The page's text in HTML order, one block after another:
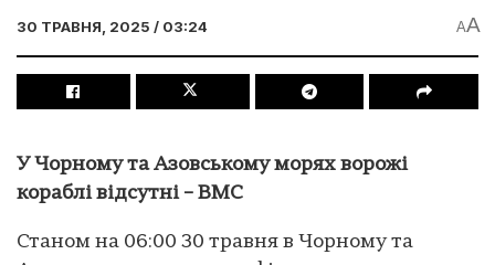
30 ТРАВНЯ, 2025 / 03:24 AA
У Чорному та Азовському морях ворожі
кораблі відсутні – ВМС
Станом на 06:00 30 травня в Чорному та